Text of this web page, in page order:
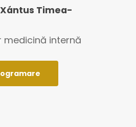
Timea-
medicină internă